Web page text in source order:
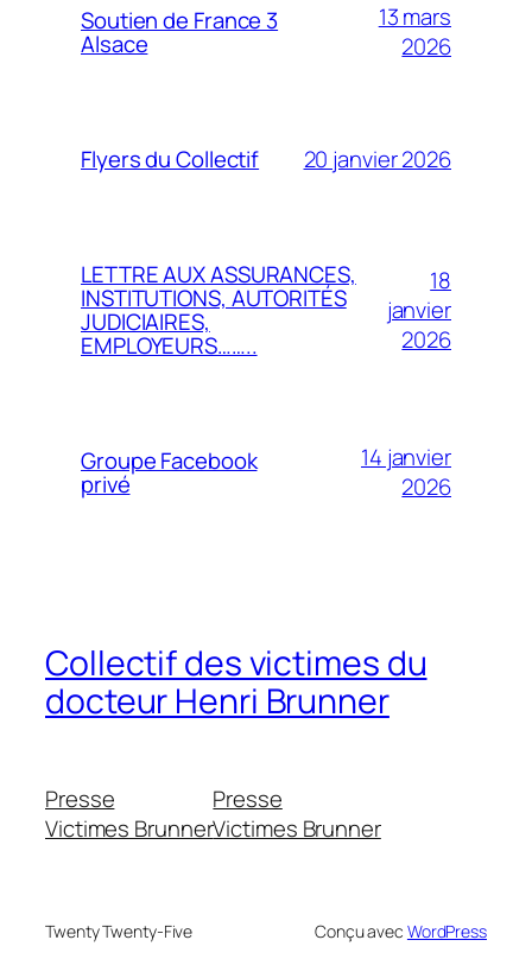
Soutien de France 3
Alsace
13 mars
2026
Flyers du Collectif 20 janvier 2026
LETTRE AUX ASSURANCES,
INSTITUTIONS, AUTORITÉS
JUDICIAIRES,
EMPLOYEURS……..
18
janvier
2026
Groupe Facebook
privé
14 janvier
2026
Collectif des victimes du
docteur Henri Brunner
Presse
Victimes Brunner
Presse
Victimes Brunner
Twenty Twenty-Five Conçu avec WordPress